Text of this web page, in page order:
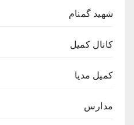
شهید گمنام
کانال کمیل
کمیل مدیا
مدارس